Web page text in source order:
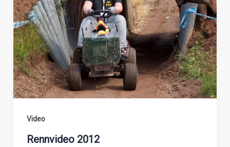
Video
Rennvideo 2012